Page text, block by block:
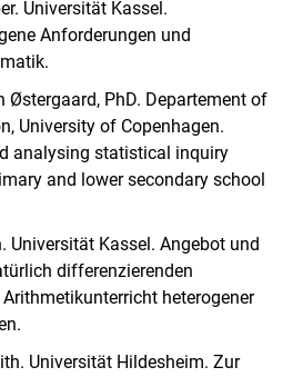
Universität Kassel.
Anforderungen und
Østergaard, PhD. Departement of
University of Copenhagen.
analysing statistical inquiry
and lower secondary school
Universität Kassel. Angebot und
differenzierenden
heterogener
Universität Hildesheim. Zur